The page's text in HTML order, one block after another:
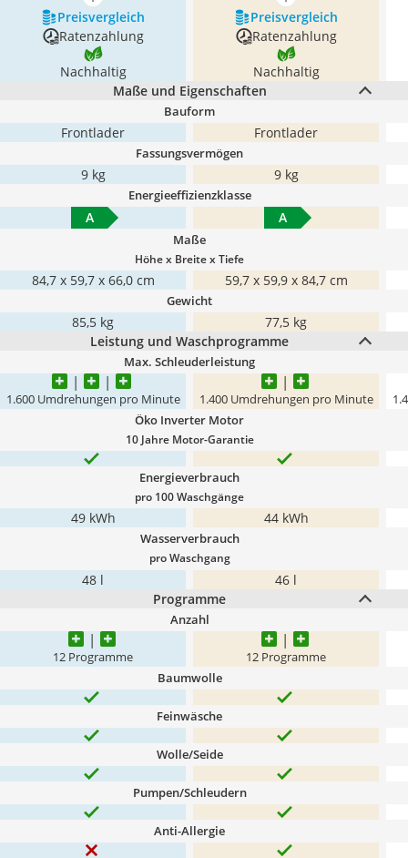
Preis­vergleich
Preis­vergleich
Ratenzahlung
Ratenzahlung
Nachhaltig
Nachhaltig
Maße und Eigenschaften
Bauform
Frontlader Frontlader
Fassungsvermögen
9 kg 9 kg
Energieeffizienzklasse
A A
Maße
Höhe x Breite x Tiefe
84,7 x 59,7 x 66,0 cm 59,7 x 59,9 x 84,7 cm
Gewicht
85,5 kg
77,5 kg
Leistung und Waschprogramme
Max. Schleuderleistung
1.600 Umdrehungen pro Minute 1.400 Umdrehungen pro Minute
Öko Inverter Motor
10 Jahre Motor-Garantie
Energieverbrauch
pro 100 Waschgänge
49 kWh 44 kWh
Wasserverbrauch
pro Waschgang
48 l
46 l
Programme
Anzahl
12 Programme 12 Programme
Baumwolle
Feinwäsche
Wolle/Seide
Pumpen/Schleudern
Anti-Allergie